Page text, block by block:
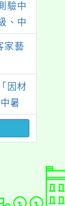
驗中
、中
家藝
因材
暑